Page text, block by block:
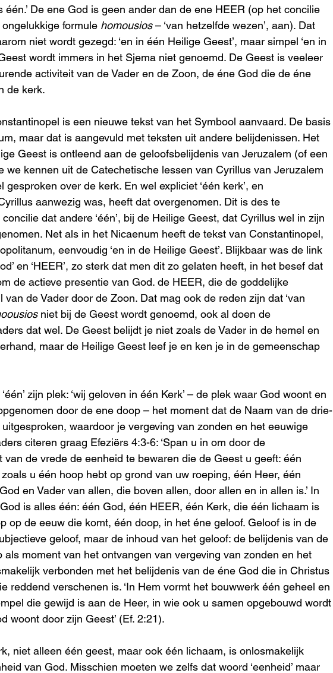
één.’ De ene God is geen ander dan de ene HEER (op het concilie
formule homousios – ‘van hetzelfde wezen’, aan). Dat
niet wordt gezegd: ‘en in één Heilige Geest’, maar simpel ‘en in
wordt immers in het Sjema niet genoemd. De Geest is veeleer
activiteit van de Vader en de Zoon, de éne God die de éne
de kerk.
is een nieuwe tekst van het Symbool aanvaard. De basis
maar dat is aangevuld met teksten uit andere belijdenissen. Het
Geest is ontleend aan de geloofsbelijdenis van Jeruzalem (of een
we kennen uit de Catechetische lessen van Cyrillus van Jeruzalem
gesproken over de kerk. En wel expliciet ‘één kerk’, en
aanwezig was, heeft dat overgenomen. Dit is des te
dat andere ‘één’, bij de Heilige Geest, dat Cyrillus wel in zijn
Net als in het Nicaenum heeft de tekst van Constantinopel,
eenvoudig ‘en in de Heilige Geest’. Blijkbaar was de link
en ‘HEER’, zo sterk dat men dit zo gelaten heeft, in het besef dat
de actieve presentie van God. de HEER, die de goddelijke
de Vader door de Zoon. Dat mag ook de reden zijn dat ‘van
niet bij de Geest wordt genoemd, ook al doen de
dat wel. De Geest belijdt je niet zoals de Vader in de hemel en
maar de Heilige Geest leef je en ken je in de gemeenschap
zijn plek: ‘wij geloven in één Kerk’ – de plek waar God woont en
door de ene doop – het moment dat de Naam van de drie-
waardoor je vergeving van zonden en het eeuwige
citeren graag Efeziërs 4:3-6: ‘Span u in om door de
van de vrede de eenheid te bewaren die de Geest u geeft: één
u één hoop hebt op grond van uw roeping, één Heer, één
en Vader van allen, die boven allen, door allen en in allen is.’ In
is alles één: één God, één HEER, één Kerk, die één lichaam is
op de eeuw die komt, één doop, in het éne geloof. Geloof is in de
geloof, maar de inhoud van het geloof: de belijdenis van de
als moment van het ontvangen van vergeving van zonden en het
verbonden met het belijdenis van de éne God die in Christus
reddend verschenen is. ‘In Hem vormt het bouwwerk één geheel en
die gewijd is aan de Heer, in wie ook u samen opgebouwd wordt
woont door zijn Geest’ (Ef. 2:21).
niet alleen één geest, maar ook één lichaam, is onlosmakelijk
van God. Misschien moeten we zelfs dat woord ‘eenheid’ maar